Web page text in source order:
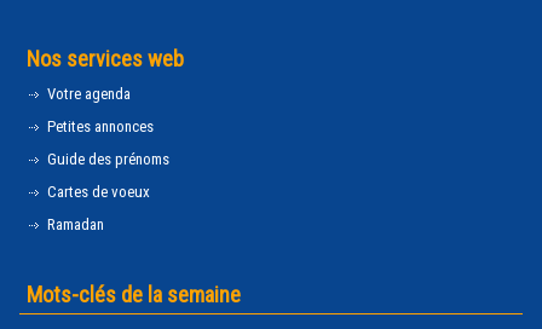
Nos services web
Votre agenda
Petites annonces
Guide des prénoms
Cartes de voeux
Ramadan
Mots-clés de la semaine